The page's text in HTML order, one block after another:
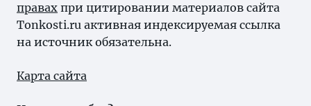
правах при цитировании материалов сайта
Tonkosti.ru активная индексируемая ссылка
на источник обязательна.
Карта сайта